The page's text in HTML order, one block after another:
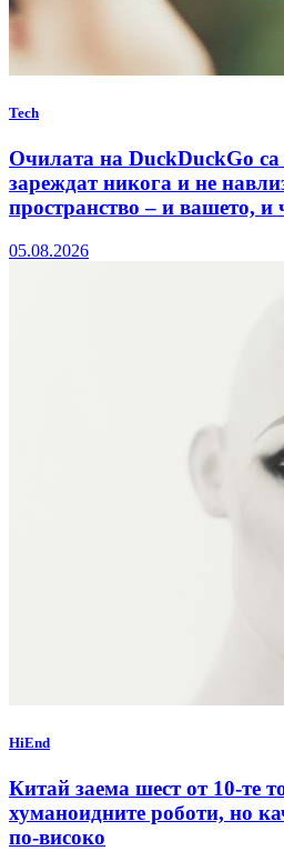
Tech
Очилата на DuckDuckGo са
зареждат никога и не
пространство – и вашето, и
05.08.2026
HiEnd
Китай заема шест от 10-те
хуманоидните роботи, но
по-високо